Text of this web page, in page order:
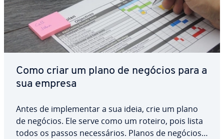
Como criar um plano de negócios para a
sua empresa
Antes de im­ple­men­tar a sua ideia, crie um plano
de negócios. Ele serve como um roteiro, pois lista
todos os passos ne­ces­sá­rios. Planos de negócios